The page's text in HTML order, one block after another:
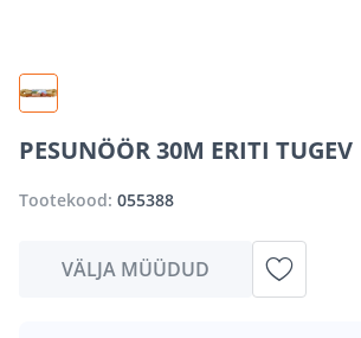
PESUNÖÖR 30M ERITI TUGEV
Tootekood: 055388
VÄLJA MÜÜDUD